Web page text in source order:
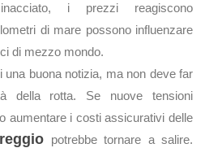
i prezzi reagiscono
di mare possono influenzare
di mezzo mondo.
una buona notizia, ma non deve far
della rotta. Se nuove tensioni
aumentare i costi assicurativi delle
potrebbe tornare a salire.